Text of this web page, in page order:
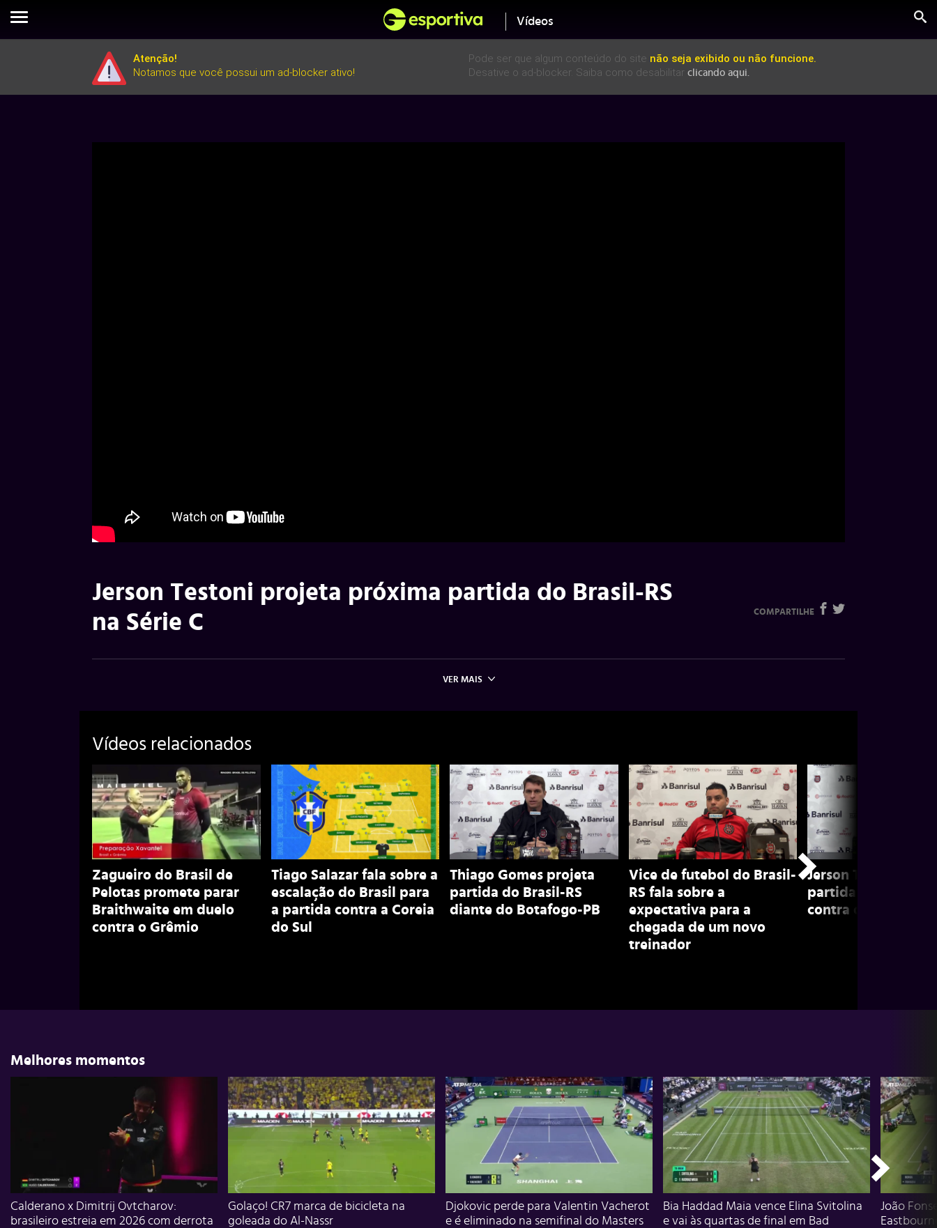
Vídeos
Atenção!
Notamos que você possui um ad-blocker ativo!
Pode ser que algum conteúdo do site não seja exibido ou não funcione.
Desative o ad-blocker. Saiba como desabilitar clicando aqui.
Jerson Testoni projeta próxima partida do Brasil-RS
na Série C
COMPARTILHE
VER MAIS
Vídeos relacionados
Zagueiro do Brasil de
Pelotas promete parar
Braithwaite em duelo
contra o Grêmio
Tiago Salazar fala sobre a
escalação do Brasil para
a partida contra a Coreia
do Sul
Thiago Gomes projeta
partida do Brasil-RS
diante do Botafogo-PB
Vice de futebol do Brasil-
RS fala sobre a
expectativa para a
chegada de um novo
treinador
Jerson Testoni
partida do Brasil-
contra o ABC pela
Melhores momentos
Calderano x Dimitrij Ovtcharov:
brasileiro estreia em 2026 com derrota
Golaço! CR7 marca de bicicleta na
goleada do Al-Nassr
Djokovic perde para Valentin Vacherot
e é eliminado na semifinal do Masters
Bia Haddad Maia vence Elina Svitolina
e vai às quartas de final em Bad
João